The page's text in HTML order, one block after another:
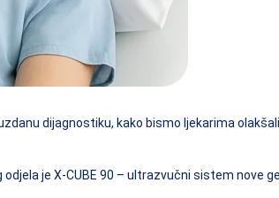
dijagnostiku, kako bismo ljekarima olakšali
je X-CUBE 90 – ultrazvučni sistem nove